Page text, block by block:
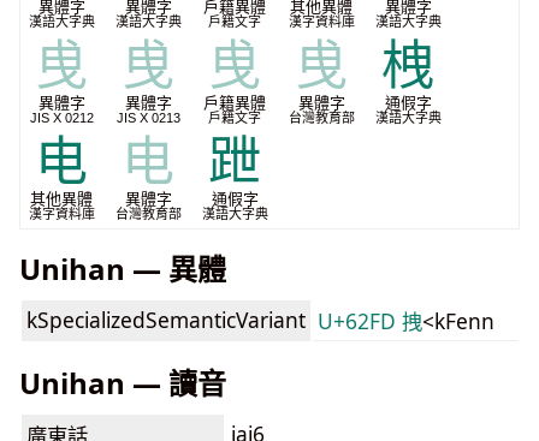
異體字
漢語大字典
異體字
漢語大字典
戶籍異體
戶籍文字
其他異體
漢字資料庫
異體字
漢語大字典
曵
異體字
JIS X 0212
曵
異體字
JIS X 0213
曵
戶籍異體
戶籍文字
曵
異體字
台灣教育部
栧
通假字
漢語大字典
电
其他異體
漢字資料庫
电
異體字
台灣教育部
跇
通假字
漢語大字典
Unihan — 異體
kSpecializedSemanticVariant U+62FD 拽<kFenn
Unihan — 讀音
廣東話
jai6